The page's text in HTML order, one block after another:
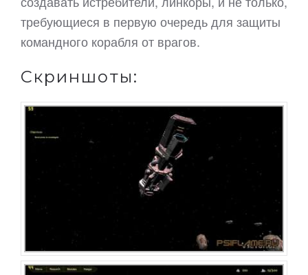
требующиеся в первую очередь для защиты
командного корабля от врагов.
Скриншоты: